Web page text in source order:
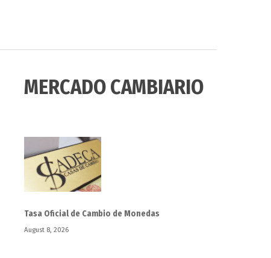
MERCADO CAMBIARIO
Tasa Oficial de Cambio de Monedas
August 8, 2026